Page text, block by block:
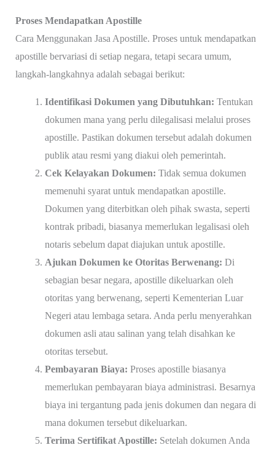
Proses Mendapatkan Apostille
Cara Menggunakan Jasa Apostille. Proses untuk mendapatkan
apostille bervariasi di setiap negara, tetapi secara umum,
langkah-langkahnya adalah sebagai berikut:
Identifikasi Dokumen yang Dibutuhkan: Tentukan
dokumen mana yang perlu dilegalisasi melalui proses
apostille. Pastikan dokumen tersebut adalah dokumen
publik atau resmi yang diakui oleh pemerintah.
Cek Kelayakan Dokumen: Tidak semua dokumen
memenuhi syarat untuk mendapatkan apostille.
Dokumen yang diterbitkan oleh pihak swasta, seperti
kontrak pribadi, biasanya memerlukan legalisasi oleh
notaris sebelum dapat diajukan untuk apostille.
Ajukan Dokumen ke Otoritas Berwenang: Di
sebagian besar negara, apostille dikeluarkan oleh
otoritas yang berwenang, seperti Kementerian Luar
Negeri atau lembaga setara. Anda perlu menyerahkan
dokumen asli atau salinan yang telah disahkan ke
otoritas tersebut.
Pembayaran Biaya: Proses apostille biasanya
memerlukan pembayaran biaya administrasi. Besarnya
biaya ini tergantung pada jenis dokumen dan negara di
mana dokumen tersebut dikeluarkan.
Terima Sertifikat Apostille: Setelah dokumen Anda